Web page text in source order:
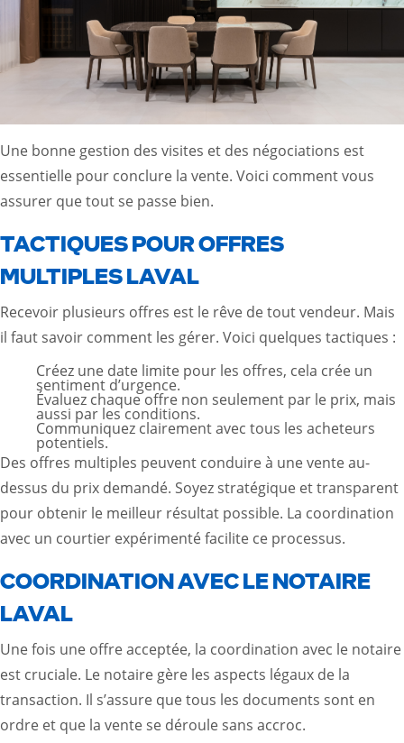
Une bonne gestion des visites et des négociations est
essentielle pour conclure la vente. Voici comment vous
assurer que tout se passe bien.
TACTIQUES POUR OFFRES
MULTIPLES LAVAL
Recevoir plusieurs offres est le rêve de tout vendeur. Mais
il faut savoir comment les gérer. Voici quelques tactiques :
Créez une date limite pour les offres, cela crée un
sentiment d’urgence.
Évaluez chaque offre non seulement par le prix, mais
aussi par les conditions.
Communiquez clairement avec tous les acheteurs
potentiels.
Des offres multiples peuvent conduire à une vente au-
dessus du prix demandé. Soyez stratégique et transparent
pour obtenir le meilleur résultat possible. La coordination
avec un courtier expérimenté facilite ce processus.
COORDINATION AVEC LE NOTAIRE
LAVAL
Une fois une offre acceptée, la coordination avec le notaire
est cruciale. Le notaire gère les aspects légaux de la
transaction. Il s’assure que tous les documents sont en
ordre et que la vente se déroule sans accroc.